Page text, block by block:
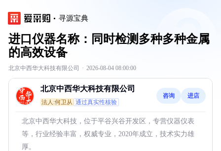
寻源宝典
进口仪器名称：同时检测多种多种金属
的高效设备
北京中西华大科技有限公司 · 2026-08-04 08:00:00
北京中西华大科技有限公司
法人:何卫从 通过真实性核验
咨询 进店
北京中西华大科技，位于平谷兴谷开发区，专营仪器仪表
等，行业经验丰富，权威专业，2020年成立，技术实力雄
厚。